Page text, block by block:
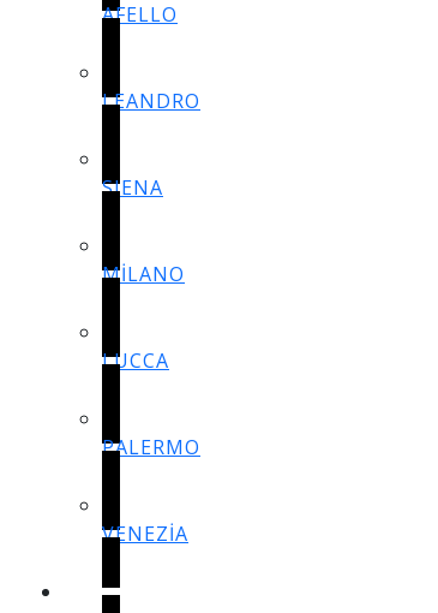
AFELLO
LEANDRO
SIENA
MİLANO
LUCCA
PALERMO
VENEZİA
SALON